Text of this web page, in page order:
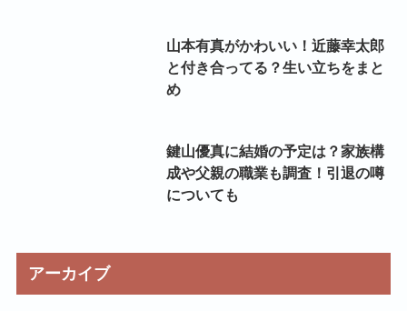
山本有真がかわいい！近藤幸太郎
と付き合ってる？生い立ちをまと
め
鍵山優真に結婚の予定は？家族構
成や父親の職業も調査！引退の噂
についても
アーカイブ